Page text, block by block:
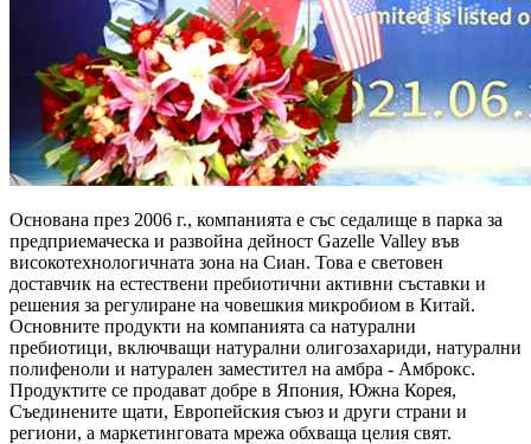
Основана през 2006 г., компанията е със седалище в парка за
предприемаческа и развойна дейност Gazelle Valley във
високотехнологичната зона на Сиан. Това е световен
доставчик на естествени пребиотични активни съставки и
решения за регулиране на човешкия микробиом в Китай.
Основните продукти на компанията са натурални
пребиотици, включващи натурални олигозахариди, натурални
полифеноли и натурален заместител на амбра - Амброкс.
Продуктите се продават добре в Япония, Южна Корея,
Съединените щати, Европейския съюз и други страни и
региони, а маркетинговата мрежа обхваща целия свят.